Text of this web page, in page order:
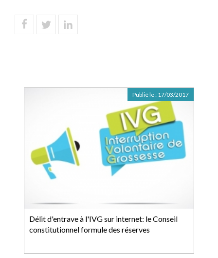
Délit d'entrave à l'IVG sur internet: le Conseil
constitutionnel formule des réserves
Publié le : 17/03/2017